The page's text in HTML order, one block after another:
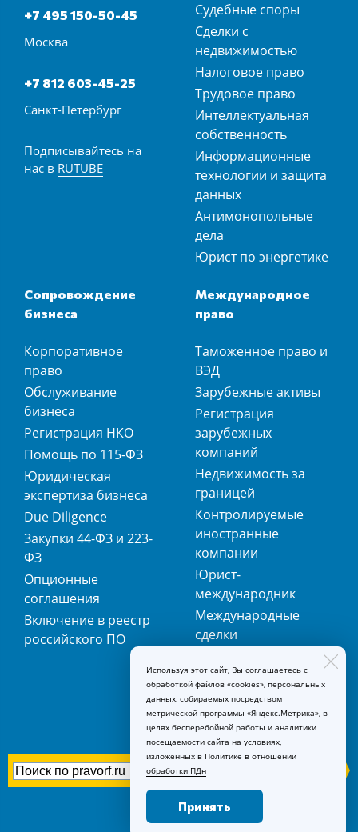
+7 495 150-50-45
Москва
+7 812 603-45-25
Санкт-Петербург
Подписывайтесь на
нас в RUTUBE
Судебные споры
Сделки с
недвижимостью
Налоговое право
Трудовое право
Интеллектуальная
собственность
Информационные
технологии и защита
данных
Антимонопольные
дела
Юрист по энергетике
Сопровождение
бизнеса
Корпоративное
право
Обслуживание
бизнеса
Регистрация НКО
Помощь по 115-ФЗ
Юридическая
экспертиза бизнеса
Due Diligence
Закупки 44-ФЗ и 223-
ФЗ
Опционные
соглашения
Включение в реестр
российского ПО
Международное
право
Таможенное право и
ВЭД
Зарубежные активы
Регистрация
зарубежных
компаний
Недвижимость за
границей
Контролируемые
иностранные
компании
Юрист-
международник
Международные
сделки
регистрация
товарных знаков
Используя этот сайт, Вы соглашаетесь с
обработкой файлов «cookies», персональных
данных, собираемых посредством
метрической программы «Яндекс.Метрика», в
целях бесперебойной работы и аналитики
посещаемости сайта на условиях,
изложенных в Политике в отношении
обработки ПДн
Принять